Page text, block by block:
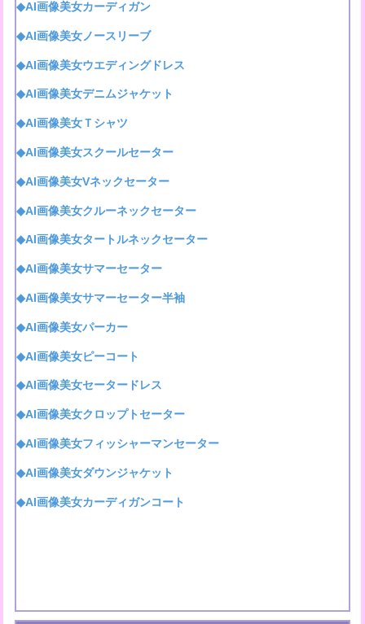
◆AI画像美女カーディガン
◆AI画像美女ノースリーブ
◆AI画像美女ウエディングドレス
◆AI画像美女デニムジャケット
◆AI画像美女Ｔシャツ
◆AI画像美女スクールセーター
◆AI画像美女Vネックセーター
◆AI画像美女クルーネックセーター
◆AI画像美女タートルネックセーター
◆AI画像美女サマーセーター
◆AI画像美女サマーセーター半袖
◆AI画像美女パーカー
◆AI画像美女ピーコート
◆AI画像美女セータードレス
◆AI画像美女クロップトセーター
◆AI画像美女フィッシャーマンセーター
◆AI画像美女ダウンジャケット
◆AI画像美女カーディガンコート